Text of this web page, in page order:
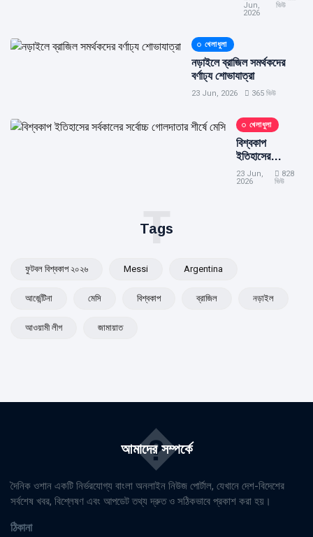
নড়াইলে
Jun,
2026
ভিউ
খেলাধুলা
নড়াইলে ব্রাজিল সমর্থকদের
বর্ণাঢ্য শোভাযাত্রা
23 Jun, 2026 365 ভিউ
খেলাধুলা
বিশ্বকাপ
ইতিহাসের
সর্বকালের সর্বোচ্চ
গোলদাতার শীর্ষে
23 Jun,
2026
828
ভিউ
Tags
T
ফুটবল বিশ্বকাপ ২০২৬ Messi Argentina
আর্জেন্টিনা মেসি বিশ্বকাপ ব্রাজিল নড়াইল
আওয়ামী লীগ জামায়াত
আমাদের সম্পর্কে
�
দৈনিক ওশান একটি নির্ভরযোগ্য বাংলা অনলাইন নিউজ পোর্টাল, যেখানে দেশ-বিদেশের
সর্বশেষ খবর, বিশ্লেষণ এবং আপডেট তথ্য দ্রুত ও সঠিকভাবে প্রকাশ করা হয়।
ঠিকানা